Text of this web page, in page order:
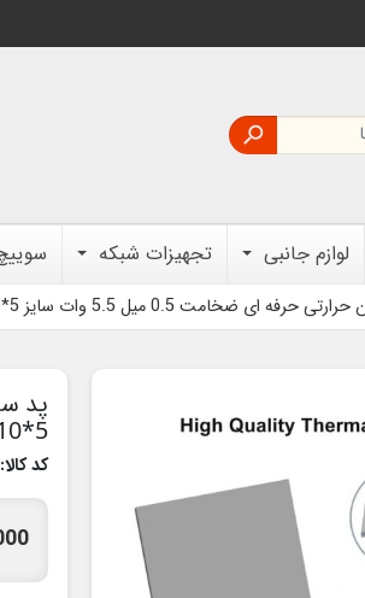

لوازم جانبی تجهیزات شبکه
ای ضخامت 0.5 میل 5.5 وات سایز 5*10 سانت
5*10 سانت
کد کالا: